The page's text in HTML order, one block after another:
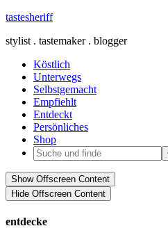
tastesheriff
stylist . tastemaker . blogger
Köstlich
Unterwegs
Selbstgemacht
Empfiehlt
Entdeckt
Persönliches
Shop
Show Offscreen Content
Hide Offscreen Content
entdecke